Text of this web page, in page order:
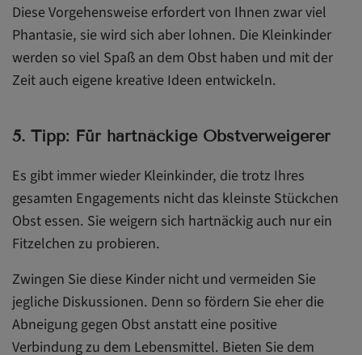
Diese Vorgehensweise erfordert von Ihnen zwar viel
Phantasie, sie wird sich aber lohnen. Die Kleinkinder
werden so viel Spaß an dem Obst haben und mit der
Zeit auch eigene kreative Ideen entwickeln.
5. Tipp: Für hartnäckige Obstverweigerer
Es gibt immer wieder Kleinkinder, die trotz Ihres
gesamten Engagements nicht das kleinste Stückchen
Obst essen. Sie weigern sich hartnäckig auch nur ein
Fitzelchen zu probieren.
Zwingen Sie diese Kinder nicht und vermeiden Sie
jegliche Diskussionen. Denn so fördern Sie eher die
Abneigung gegen Obst anstatt eine positive
Verbindung zu dem Lebensmittel. Bieten Sie dem